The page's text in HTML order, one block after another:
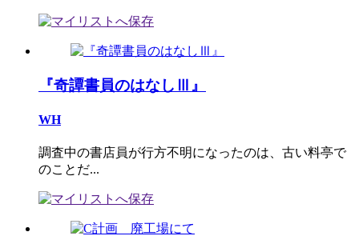
『奇譚書員のはなしⅢ』
WH
調査中の書店員が行方不明になったのは、古い料亭で
のことだ...